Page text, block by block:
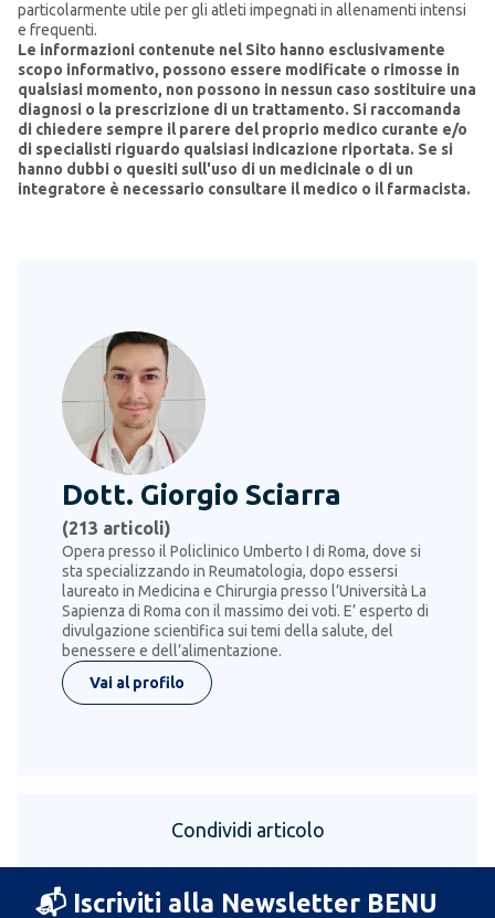
particolarmente utile per gli atleti impegnati in allenamenti intensi
e frequenti.
Le informazioni contenute nel Sito hanno esclusivamente
scopo informativo, possono essere modificate o rimosse in
qualsiasi momento, non possono in nessun caso sostituire una
diagnosi o la prescrizione di un trattamento. Si raccomanda
di chiedere sempre il parere del proprio medico curante e/o
di specialisti riguardo qualsiasi indicazione riportata. Se si
hanno dubbi o quesiti sull'uso di un medicinale o di un
integratore è necessario consultare il medico o il farmacista.
Dott. Giorgio Sciarra
(213 articoli)
Opera presso il Policlinico Umberto I di Roma, dove si
sta specializzando in Reumatologia, dopo essersi
laureato in Medicina e Chirurgia presso l’Università La
Sapienza di Roma con il massimo dei voti. E’ esperto di
divulgazione scientifica sui temi della salute, del
benessere e dell’alimentazione.
Vai al profilo
Condividi articolo
📬 Iscriviti alla Newsletter BENU